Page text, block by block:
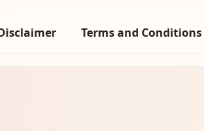
Terms and Conditions